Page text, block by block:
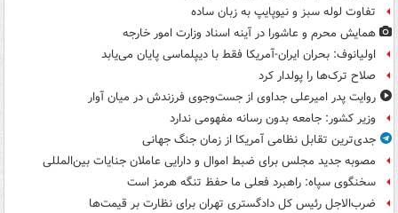
تفاوت لوله سبز و نیوپایپ به زبان ساده
همایش محرم و عاشورا در آینه اسناد وزارت امور خارجه
اولیانوف: بحران ایران-آمریکا فقط با دیپلماسی پایان می‌یابد
صلاح ترک‌ها را پولدار کرد
روایت پدر امیرعلی جداوی از جست‌وجوی فرزندش در میان آوار
وزیر کشور: جامعه بدون رسانه مفهومی ندارد
جدی‌ترین تقابل نظامی آمریکا از زمان جنگ جهانی
مصوبه جدید مجلس برای ضبط اموال و دارایی عاملان جنایات بین‌المللی
سخنگوی سپاه: راهبرد فعلی ما حفظ تنگه هرمز است
ضرب‌الاجل رئیس کل دادگستری تهران برای نظارت بر قیمت‌ها